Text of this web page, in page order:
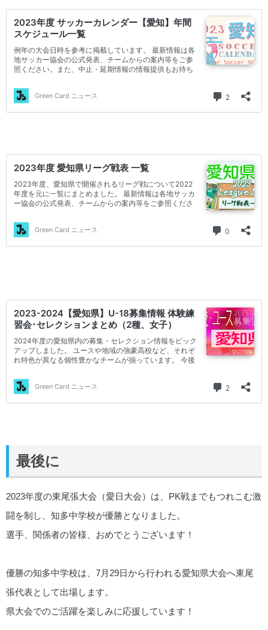
最後に
2023年度の東尾張大会（愛日大会）は、PK戦までもつれこむ激
闘を制し、知多中学校が優勝となりました。
選手、関係者の皆様、おめでとうございます！
優勝の知多中学校は、7月29日から行われる愛知県大会へ東尾
張代表として出場します。
県大会でのご活躍を楽しみに応援しています！